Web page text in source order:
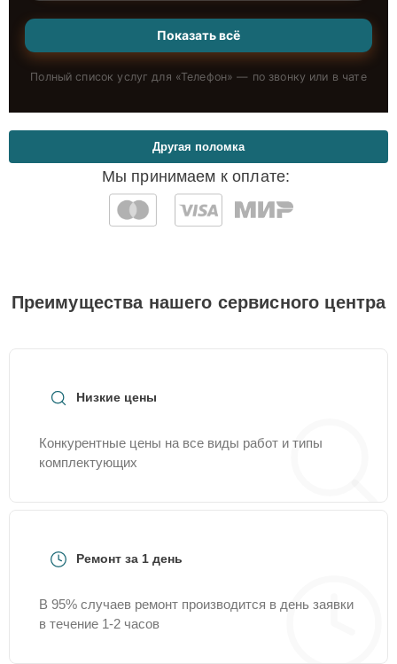
Показать всё
Полный список услуг для «Телефон» — по звонку или в чате
Мы принимаем к оплате:
Другая поломка
Преимущества нашего сервисного центра
Низкие цены
Конкурентные цены на все виды работ и типы
комплектующих
Ремонт за 1 день
В 95% случаев ремонт производится в день заявки
в течение 1-2 часов